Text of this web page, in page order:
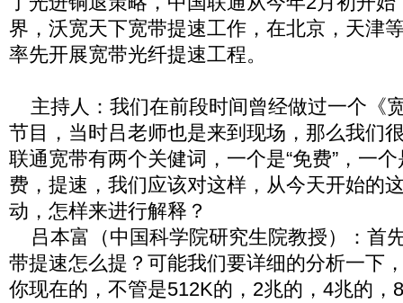
界，沃宽天下宽带提速工作，在北京，天津
率先开展宽带光纤提速工程。
主持人：我们在前段时间曾经做过一个《
节目，当时吕老师也是来到现场，那么我们
联通宽带有两个关健词，一个是“免费”，一个
费，提速，我们应该对这样，从今天开始的
动，怎样来进行解释？
吕本富（中国科学院研究生院教授）：首
带提速怎么提？可能我们要详细的分析一下
你现在的，不管是512K的，2兆的，4兆的，